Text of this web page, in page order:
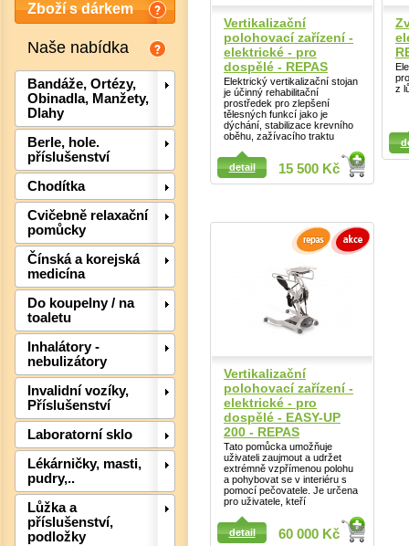
Zboží s dárkem
Naše nabídka
Bandáže, Ortézy,
Obinadla, Manžety,
Dlahy
Berle, hole.
příslušenství
Chodítka
Cvičebně relaxační
pomůcky
Čínská a korejská
medicína
Do koupelny / na
toaletu
Inhalátory -
nebulizátory
Invalidní vozíky,
Příslušenství
Laboratorní sklo
Lékárničky, masti,
pudry,..
Lůžka a
příslušenství,
podložky
Vertikalizační
polohovací zařízení -
elektrické - pro
dospělé - REPAS
Elektrický vertikalizační stojan
je účinný rehabilitační
prostředek pro zlepšení
tělesných funkcí jako je
dýchání, stabilizace krevního
oběhu, zažívacího traktu
15 500 Kč
detail
z
Detail
Detail
Vertikalizační
polohovací zařízení -
elektrické - pro
dospělé - EASY-UP
200 - REPAS
Tato pomůcka umožňuje
uživateli zaujmout a udržet
extrémně vzpřímenou polohu
a pohybovat se v interiéru s
pomocí pečovatele. Je určena
pro uživatele, kteří
60 000 Kč
detail